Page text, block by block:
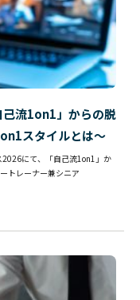
己流1on1」からの脱
スタイルとは～
にて、「自己流1on1」か
トレーナー兼シニア